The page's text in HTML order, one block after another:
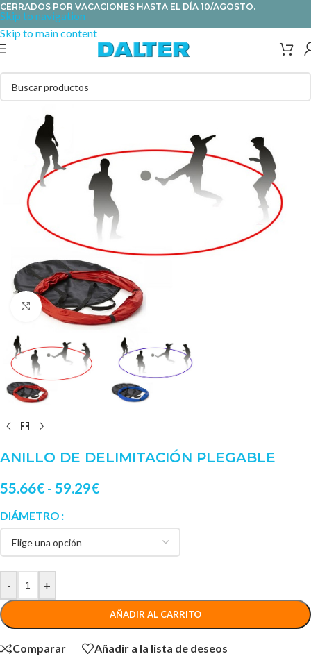
Skip to navigation
Skip to main content
CERRADOS POR VACACIONES HASTA EL DÍA 10/AGOSTO.
Clic para ampliar
ANILLO DE DELIMITACIÓN PLEGABLE
55.66€ - 59.29€
DIÁMETRO
- +
AÑADIR AL CARRITO
Comparar Añadir a la lista de deseos